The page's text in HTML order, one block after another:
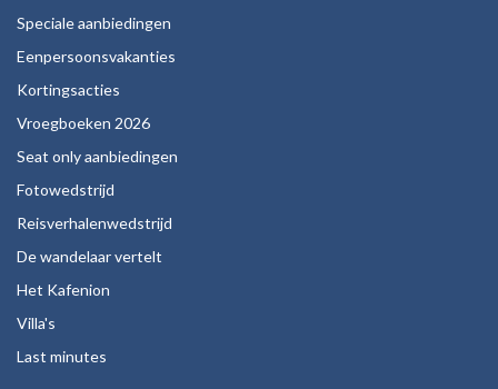
Speciale aanbiedingen
Eenpersoonsvakanties
Kortingsacties
Vroegboeken 2026
Seat only aanbiedingen
Fotowedstrijd
Reisverhalenwedstrijd
De wandelaar vertelt
Het Kafenion
Villa's
Last minutes